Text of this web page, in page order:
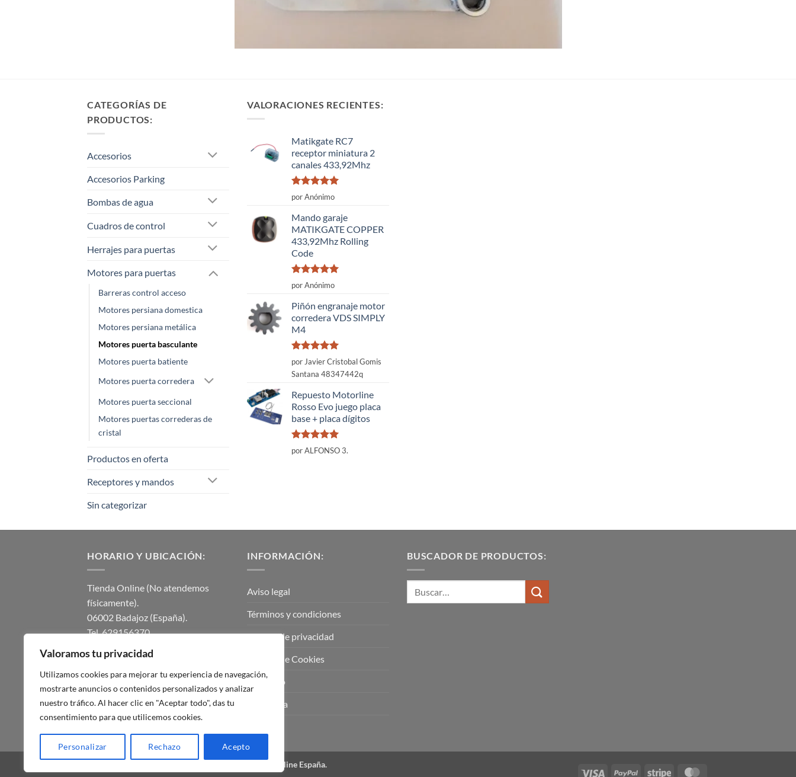
Valoramos tu privacidad
Utilizamos cookies para mejorar tu experiencia de navegación,
mostrarte anuncios o contenidos personalizados y analizar
nuestro tráfico. Al hacer clic en "Aceptar todo", das tu
consentimiento para que utilicemos cookies.
Personalizar Rechazo Acepto
CATEGORÍAS DE
PRODUCTOS:
Accesorios
Accesorios Parking
Bombas de agua
Cuadros de control
Herrajes para puertas
Motores para puertas
Barreras control acceso
Motores persiana domestica
Motores persiana metálica
Motores puerta basculante
Motores puerta batiente
Motores puerta corredera
Motores puerta seccional
Motores puertas correderas de
cristal
Productos en oferta
Receptores y mandos
Sin categorizar
VALORACIONES RECIENTES:
Matikgate RC7
receptor miniatura 2
canales 433,92Mhz
Valorado
con
por Anónimo
Mando garaje
MATIKGATE COPPER
433,92Mhz Rolling
Code
Valorado
con
por Anónimo
Piñón engranaje motor
corredera VDS SIMPLY
M4
Valorado
con
de 5
por Javier Cristobal Gomis
Santana 48347442q
Repuesto Motorline
Rosso Evo juego placa
base + placa dígitos
Valorado
con
por ALFONSO 3.
HORARIO Y UBICACIÓN:
Tienda Online (No atendemos
físicamente).
06002 Badajoz (España).
Tel. 629156370.
instalmaticsur@gmail.com.
Lunes a Viernes de 8.00h a 14.00h.
Tardes cerrado.
INFORMACIÓN:
Aviso legal
Términos y condiciones
Política de privacidad
Política de Cookies
Contacto
Mi cuenta
BUSCADOR DE PRODUCTOS:
Visa PayPal Stripe
Mando Garaje Universal Tienda Online España.